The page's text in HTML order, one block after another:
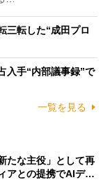
三転した“成田プロ
入手“内部議事録”で
一覧を見る
たな主役」として再
アとの提携でAIデ…